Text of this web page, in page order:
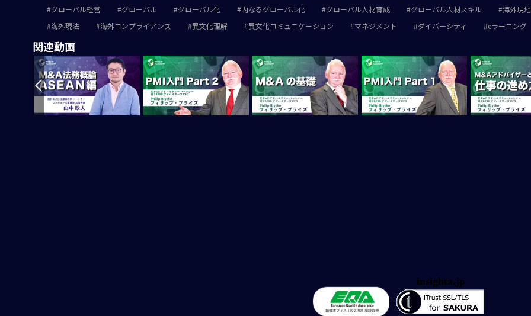
グローバル経営
グローバル グローバル化 内なるグローバル化 グローバル人材育成 グローバル人材スキル
海外現
海外現法
海外コンプライアンス 異文化理解 異文化コミュニケーション マネジメント ダイバーシティ eラーニング
関連動画